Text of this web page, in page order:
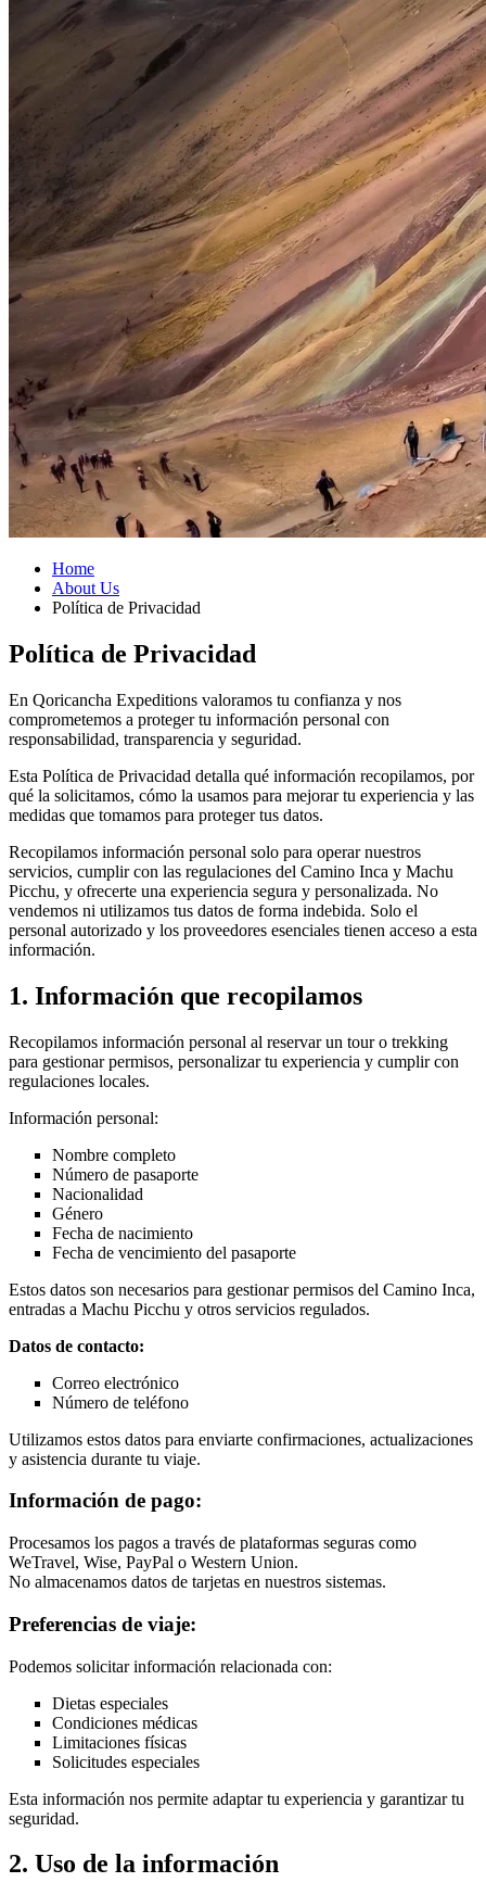
Home
About Us
Política de Privacidad
Política de Privacidad
En Qoricancha Expeditions valoramos tu confianza y nos
comprometemos a proteger tu información personal con
responsabilidad, transparencia y seguridad.
Esta Política de Privacidad detalla qué información recopilamos, por
qué la solicitamos, cómo la usamos para mejorar tu experiencia y las
medidas que tomamos para proteger tus datos.
Recopilamos información personal solo para operar nuestros
servicios, cumplir con las regulaciones del Camino Inca y Machu
Picchu, y ofrecerte una experiencia segura y personalizada. No
vendemos ni utilizamos tus datos de forma indebida. Solo el
personal autorizado y los proveedores esenciales tienen acceso a esta
información.
1. Información que recopilamos
Recopilamos información personal al reservar un tour o trekking
para gestionar permisos, personalizar tu experiencia y cumplir con
regulaciones locales.
Información personal:
Nombre completo
Número de pasaporte
Nacionalidad
Género
Fecha de nacimiento
Fecha de vencimiento del pasaporte
Estos datos son necesarios para gestionar permisos del Camino Inca,
entradas a Machu Picchu y otros servicios regulados.
Datos de contacto:
Correo electrónico
Número de teléfono
Utilizamos estos datos para enviarte confirmaciones, actualizaciones
y asistencia durante tu viaje.
Información de pago:
Procesamos los pagos a través de plataformas seguras como
WeTravel, Wise, PayPal o Western Union.
No almacenamos datos de tarjetas en nuestros sistemas.
Preferencias de viaje:
Podemos solicitar información relacionada con:
Dietas especiales
Condiciones médicas
Limitaciones físicas
Solicitudes especiales
Esta información nos permite adaptar tu experiencia y garantizar tu
seguridad.
2. Uso de la información